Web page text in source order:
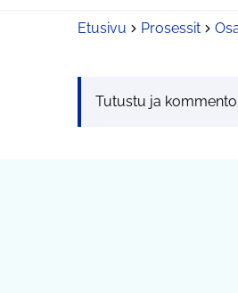
Etusivu Prosessit
Tutustu ja